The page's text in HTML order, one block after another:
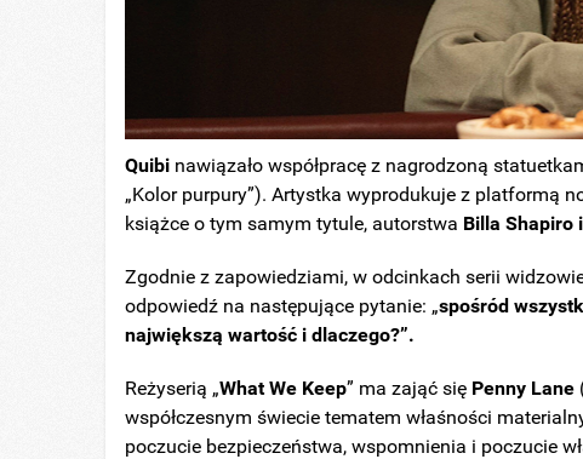
Quibi nawiązało współpracę z nagrodzoną
„Kolor purpury”). Artystka wyprodukuje z platformą
książce o tym samym tytule, autorstwa Billa Shapiro
Zgodnie z zapowiedziami, w odcinkach serii
odpowiedź na następujące pytanie: „spośród
największą wartość i dlaczego?”.
Reżyserią „What We Keep” ma zająć się Penny Lane
współczesnym świecie tematem właśności
poczucie bezpieczeństwa, wspomnienia i poczucie